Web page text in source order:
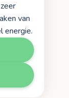
van
energie.